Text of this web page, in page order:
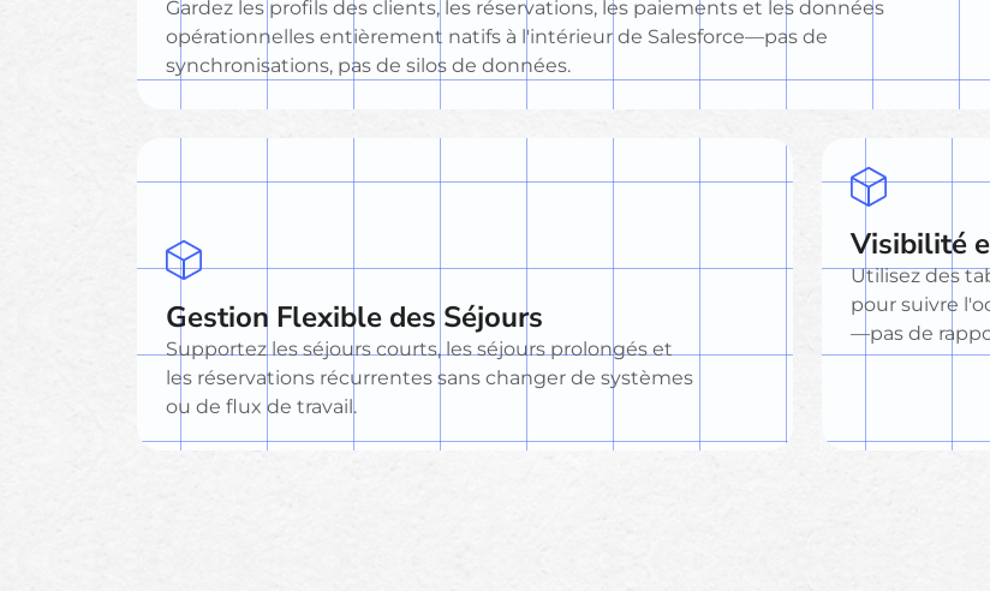
Gardez les profils des clients, les réservations, les paiements et les données
opérationnelles entièrement natifs à l'intérieur de Salesforce—pas de
synchronisations, pas de silos de données.
Gestion Flexible des Séjours
Supportez les séjours courts, les séjours prolongés et
les réservations récurrentes sans changer de systèmes
ou de flux de travail.
Visibilité
Utilisez des
pour suivre
—pas de